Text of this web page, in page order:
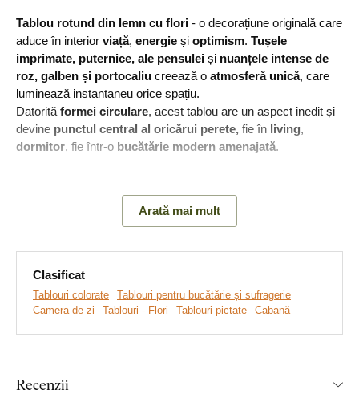
Tablou rotund din lemn cu flori - o decorațiune originală care
aduce în interior viață, energie și optimism. Tușele
imprimate, puternice, ale pensulei și nuanțele intense de
roz, galben și portocaliu creează o atmosferă unică, care
luminează instantaneu orice spațiu.
Datorită formei circulare, acest tablou are un aspect inedit și
devine punctul central al oricărui perete, fie în living,
dormitor, fie într-o bucătărie modern amenajată.
vibrante aduc bucuria de a trăi în orice interior.
Arată mai mult
Clasificat
Tablouri colorate
Tablouri pentru bucătărie și sufragerie
Camera de zi
Tablouri - Flori Tablouri pictate Cabană
Recenzii